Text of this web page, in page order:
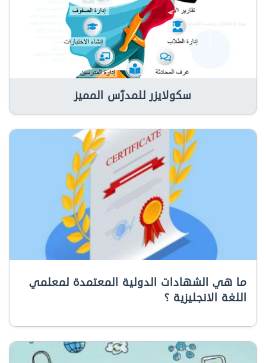
سكولايزر للمدرّس المميز
ما هي الشهادات الدولية المعتمدة لمعلمي
اللغة الانجليزية ؟